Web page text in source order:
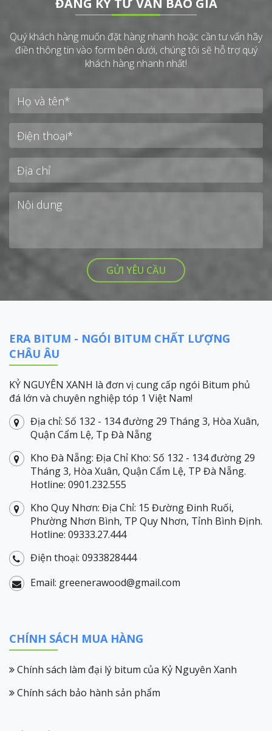
ĐĂNG KÝ TƯ VẤN BÁO GIÁ
Quý khách hàng muốn đặt hàng nhanh hoặc cần tư vấn hãy
điền thông tin vào form bên dưới, chúng tôi sẽ hỗ trợ quý
khách hàng nhanh nhất!
ERA BITUM - NGÓI BITUM CHẤT LƯỢNG
CHÂU ÂU
KỶ NGUYÊN XANH là đơn vị cung cấp ngói Bitum phủ
đá lớn và chuyên nghiệp tóp 1 Việt Nam!
Địa chỉ: Số 132 - 134 đường 29 Tháng 3, Hòa Xuân,
Quận Cẩm Lệ, Tp Đà Nẵng
Kho Đà Nẵng: Địa Chỉ Kho: Số 132 - 134 đường 29
Tháng 3, Hòa Xuân, Quận Cẩm Lệ, TP Đà Nẵng.
Hotline: 0901.232.555
Kho Quy Nhơn: Địa Chỉ: 15 Đường Đinh Ruối,
Phường Nhơn Bình, TP Quy Nhơn, Tỉnh Bình Định.
Hotline: 09333.27.444
Điện thoại: 0933828444
Email: greenerawood@gmail.com
CHÍNH SÁCH MUA HÀNG
Chính sách làm đại lý bitum của Kỷ Nguyên Xanh
Chính sách bảo hành sản phẩm